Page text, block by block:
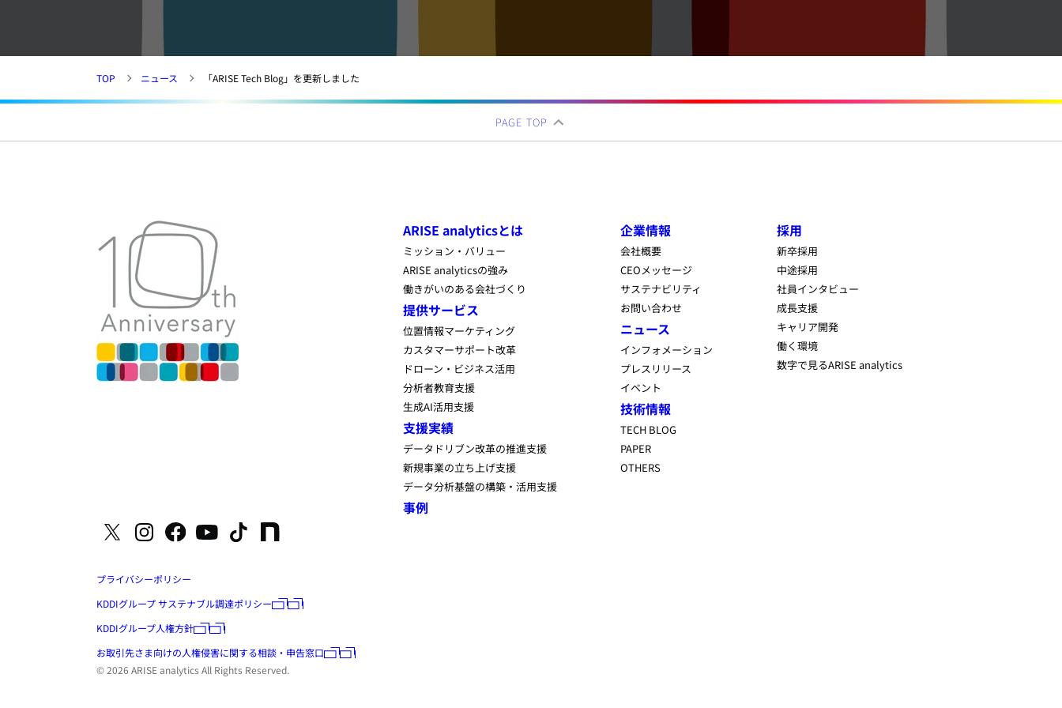
TOP ニュース 「ARISE Tech Blog」を更新しました
PAGE TOP
プライバシーポリシー
KDDIグループ サステナブル調達ポリシー
KDDIグループ人権方針
お取引先さま向けの人権侵害に関する相談・申告窓口
ARISE analyticsとは
ミッション・バリュー
ARISE analyticsの強み
働きがいのある会社づくり
提供サービス
位置情報マーケティング
カスタマーサポート改革
ドローン・ビジネス活用
分析者教育支援
生成AI活用支援
支援実績
データドリブン改革の推進支援
新規事業の立ち上げ支援
データ分析基盤の構築・活用支援
事例
企業情報
会社概要
CEOメッセージ
サステナビリティ
お問い合わせ
ニュース
インフォメーション
プレスリリース
イベント
技術情報
TECH BLOG
PAPER
OTHERS
採用
新卒採用
中途採用
社員インタビュー
成長支援
キャリア開発
働く環境
数字で見るARISE analytics
© 2026 ARISE analytics All Rights Reserved.